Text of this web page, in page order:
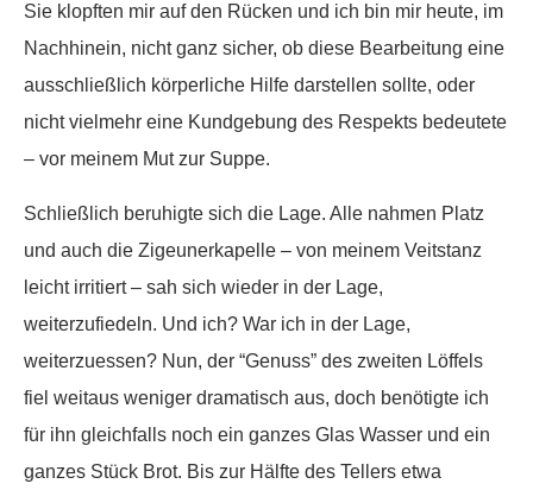
Sie klopften mir auf den Rücken und ich bin mir heute, im
Nachhinein, nicht ganz sicher, ob diese Bearbeitung eine
ausschließlich körperliche Hilfe darstellen sollte, oder
nicht vielmehr eine Kundgebung des Respekts bedeutete
– vor meinem Mut zur Suppe.
Schließlich beruhigte sich die Lage. Alle nahmen Platz
und auch die Zigeunerkapelle – von meinem Veitstanz
leicht irritiert – sah sich wieder in der Lage,
weiterzufiedeln. Und ich? War ich in der Lage,
weiterzuessen? Nun, der “Genuss” des zweiten Löffels
fiel weitaus weniger dramatisch aus, doch benötigte ich
für ihn gleichfalls noch ein ganzes Glas Wasser und ein
ganzes Stück Brot. Bis zur Hälfte des Tellers etwa